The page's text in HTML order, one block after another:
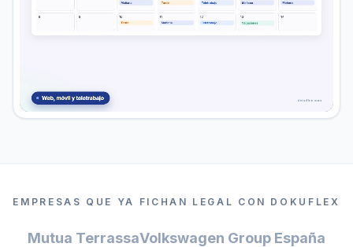
EMPRESAS QUE YA FICHAN LEGAL CON DOKUFLEX
Mutua TerrassaVolkswagen Group España